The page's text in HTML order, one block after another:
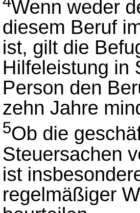
Wenn weder
diesem Beruf
ist, gilt die
Hilfeleistung in
Person den
zehn Jahre
5Ob die
Steuersachen
ist
regelmäßiger